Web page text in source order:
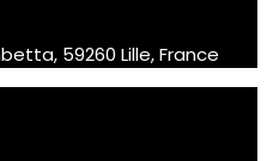
59260 Lille, France